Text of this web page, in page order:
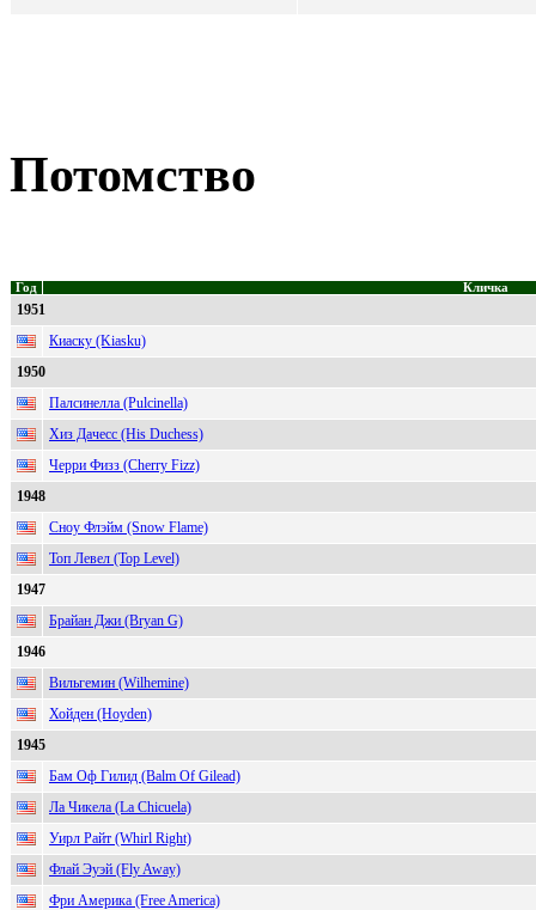
Потомство
Год Кличка
1951
Киаску (Kiasku)
1950
Палсинелла (Pulcinella)
Хиз Дачесс (His Duchess)
Черри Физз (Cherry Fizz)
1948
Сноу Флэйм (Snow Flame)
Топ Левел (Top Level)
1947
Брайан Джи (Bryan G)
1946
Вильгемин (Wilhemine)
Хойден (Hoyden)
1945
Бам Оф Гилид (Balm Of Gilead)
Ла Чикела (La Chicuela)
Уирл Райт (Whirl Right)
Флай Эуэй (Fly Away)
Фри Америка (Free America)